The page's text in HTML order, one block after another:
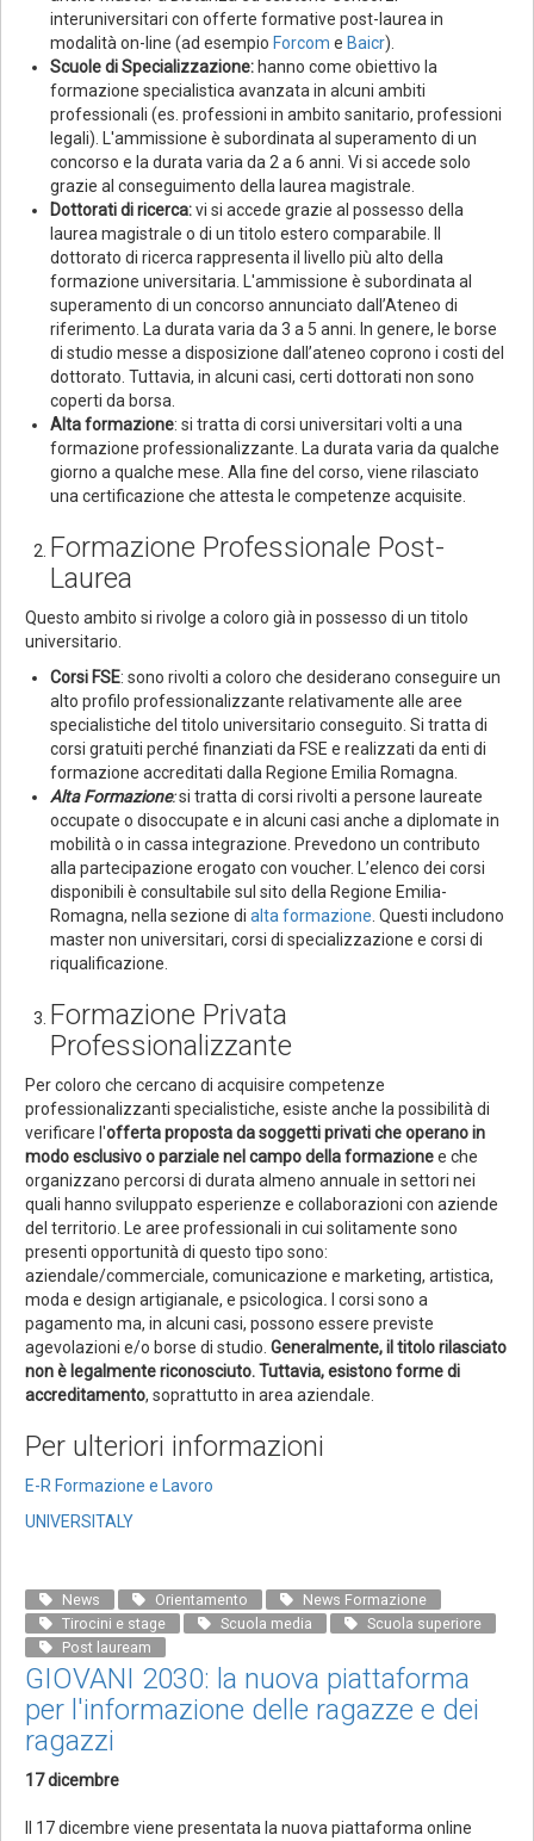
interuniversitari con offerte formative post-laurea in
modalità on-line (ad esempio Forcom e Baicr).
Scuole di Specializzazione: hanno come obiettivo la
formazione specialistica avanzata in alcuni ambiti
professionali (es. professioni in ambito sanitario, professioni
legali). L'ammissione è subordinata al superamento di un
concorso e la durata varia da 2 a 6 anni. Vi si accede solo
grazie al conseguimento della laurea magistrale.
Dottorati di ricerca:vi si accede grazie al possesso della
laurea magistrale o di un titolo estero comparabile. Il
dottorato di ricerca rappresenta il livello più alto della
formazione universitaria. L'ammissione è subordinata al
superamento di un concorso annunciato dall’Ateneo di
riferimento. La durata varia da 3 a 5 anni. In genere, le borse
di studio messe a disposizione dall’ateneo coprono i costi del
dottorato. Tuttavia, in alcuni casi, certi dottorati non sono
coperti da borsa.
Alta formazione: si tratta di corsi universitari volti a una
formazione professionalizzante. La durata varia da qualche
giorno a qualche mese. Alla fine del corso, viene rilasciato
una certificazione che attesta le competenze acquisite.
Formazione Professionale Post-
Laurea
Questo ambito si rivolge a coloro già in possesso di un titolo
universitario.
Corsi FSE: sono rivolti a coloro che desiderano conseguire un
alto profilo professionalizzante relativamente alle aree
specialistiche del titolo universitario conseguito. Si tratta di
corsi gratuiti perché finanziati da FSE e realizzati da enti di
formazione accreditati dalla Regione Emilia Romagna.
Alta Formazione:si tratta di corsi rivolti a persone laureate
occupate o disoccupate e in alcuni casi anche a diplomate in
mobilità o in cassa integrazione. Prevedono un contributo
alla partecipazione erogato con voucher. L’elenco dei corsi
disponibili è consultabile sul sito della Regione Emilia-
Romagna, nella sezione di alta formazione. Questi includono
master non universitari, corsi di specializzazione e corsi di
riqualificazione.
Formazione Privata
Professionalizzante
Per coloro che cercano di acquisire competenze
professionalizzanti specialistiche, esiste anche la possibilità di
verificare l'offerta proposta da soggetti privati che operano in
modo esclusivo o parziale nel campo della formazionee che
organizzano percorsi di durata almeno annuale in settori nei
quali hanno sviluppato esperienze e collaborazioni con aziende
del territorio. Le aree professionali in cui solitamente sono
presenti opportunità di questo tipo sono:
aziendale/commerciale, comunicazione e marketing, artistica,
moda e design artigianale, e psicologica.
I corsi sono a
pagamento ma, in alcuni casi, possono essere previste
agevolazioni e/o borse di studio. Generalmente, il titolo rilasciato
non è legalmente riconosciuto. Tuttavia, esistono forme di
accreditamento, soprattutto in area aziendale.
Per ulteriori informazioni
E-R Formazione e Lavoro
UNIVERSITALY
News Orientamento
News Formazione
Tirocini e stage
Scuola media
Scuola superiore
Post lauream
GIOVANI 2030: la nuova piattaforma
per l'informazione delle ragazze e dei
ragazzi
17 dicembre
Il 17 dicembre viene presentata la nuova piattaforma online